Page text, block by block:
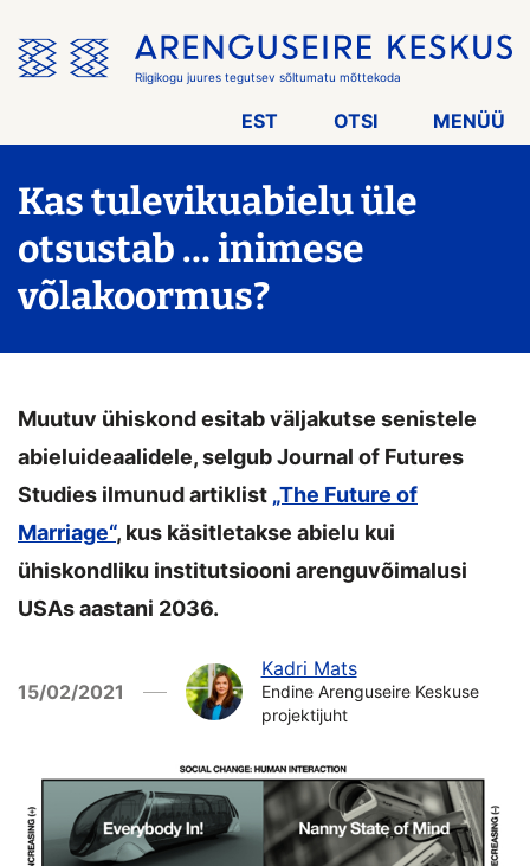
menüü
vahele
Riigikogu juures tegutsev sõltumatu mõttekoda
EST OTSI MENÜÜ
Kas tulevikuabielu üle
otsustab … inimese
võlakoormus?
Muutuv ühiskond esitab väljakutse senistele
abieluideaalidele, selgub Journal of Futures
Studies ilmunud artiklist „The Future of
Marriage“, kus käsitletakse abielu kui
ühiskondliku institutsiooni arenguvõimalusi
USAs aastani 2036.
15/02/2021
Kadri Mats
Endine Arenguseire Keskuse
projektijuht